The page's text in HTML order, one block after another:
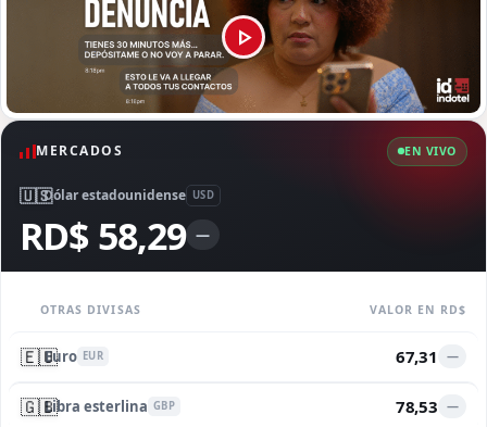
MERCADOS EN VIVO
🇺🇸Dólar estadounidense USD
RD$ 58,29 —
OTRAS DIVISAS VALOR EN RD$
🇪🇺Euro EUR 67,31 —
🇬🇧Libra esterlina GBP 78,53 —